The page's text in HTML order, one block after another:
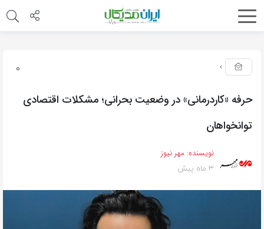
0
حرفه «کاردرمانی» در وضعیت بحرانی؛ مشکلات اقتصادی
توانخواهان
نویسنده: مهر نیوز
3 ماه پیش